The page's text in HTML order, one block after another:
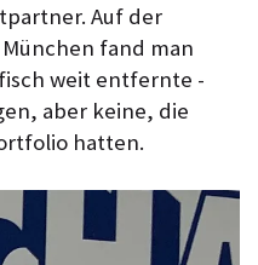
Auf der
fand man
weit entfernte -
aber keine, die
hatten.